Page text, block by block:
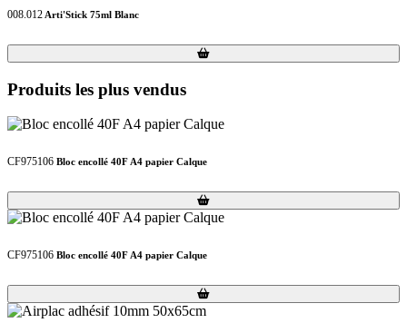
008.012 Arti'Stick 75ml Blanc
Loading...
Loading...
Produits les plus vendus
CF975106 Bloc encollé 40F A4 papier Calque
Loading...
Loading...
CF975106 Bloc encollé 40F A4 papier Calque
Loading...
Loading...